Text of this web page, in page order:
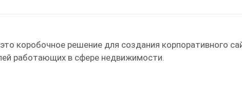
коробочное решение для создания корпоративного
работающих в сфере недвижимости.